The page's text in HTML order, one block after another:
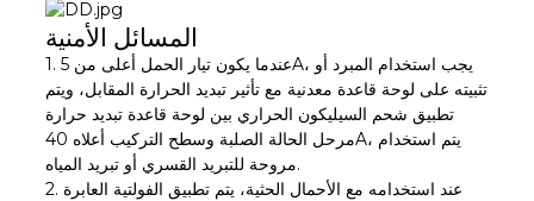
المسائل الأمنية
1. عندما يكون تيار الحمل أعلى من 5A، يجب استخدام المبرد أو
تثبيته على لوحة قاعدة معدنية مع تأثير تبديد الحرارة المقابل، ويتم
تطبيق شحم السيليكون الحراري بين لوحة قاعدة تبديد حرارة
مرحل الحالة الصلبة وسطح التركيب أعلاه 40A، يتم استخدام
مروحة للتبريد القسري أو تبريد المياه.
2. عند استخدامه مع الأحمال الحثية، يتم تطبيق الفولتية العابرة